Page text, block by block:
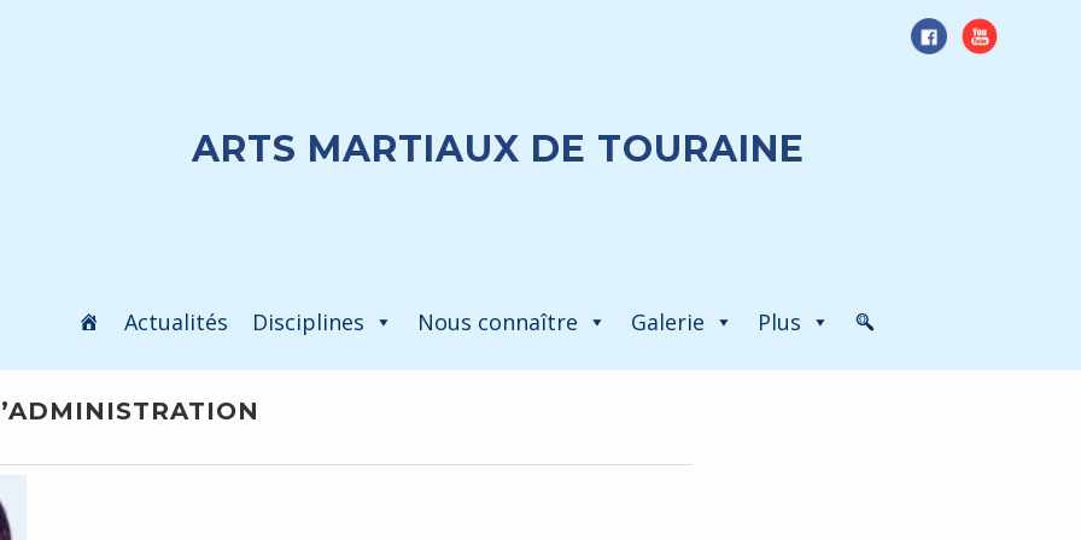
ARTS MARTIAUX DE TOURAINE
Actualités Disciplines Nous connaître Galerie Plus